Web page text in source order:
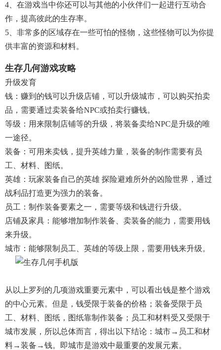
4、在游戏当中你还可以与其他的小伙伴们一起进行互动合
作，提高彼此的生存率。
5、非常多的区域存在一些可怕的怪物，这些怪物可以为你提
供丰富的资源和材料。
生存几何游戏攻略
升级发育
钱：赚到的钱可以升级店铺，可以升级城市，可以购买拍卖
品，需要通过卖装备给NPC或拍卖行赚钱。
等级：用来限制店铺等的升级，将装备卖给NPC是升级的唯
一途径。
装备：可用来卖钱，提升英雄力量，装备的制作需要有员
工、材料、图纸。
英雄：玩家装备自己的英雄 探险避难所外的凶险世界，通过
战利品打造更为强力的装备。
员工：制作装备要素之一，需要等级和钱进行升级。
店铺及家具：能够增加制作装备、卖装备的能力，需要用钱
来升级。
城市：能够限制员工、英雄的等级上限，需要用钱来升级。
从以上罗列的几项游戏重要元素中，可以看出钱是整个游戏
的中心元素。但是，钱受限于装备的价格；装备受限于员
工、材料、图纸，图纸靠制作装备；员工和材料受又受限于
城市发展，所以总体而言，得出以下结论：城市→员工和材
料→装备→钱。即城市是游戏中最重要的发展元素。